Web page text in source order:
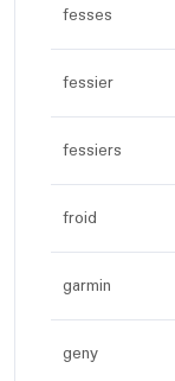
fesses
fessier
fessiers
froid
garmin
geny